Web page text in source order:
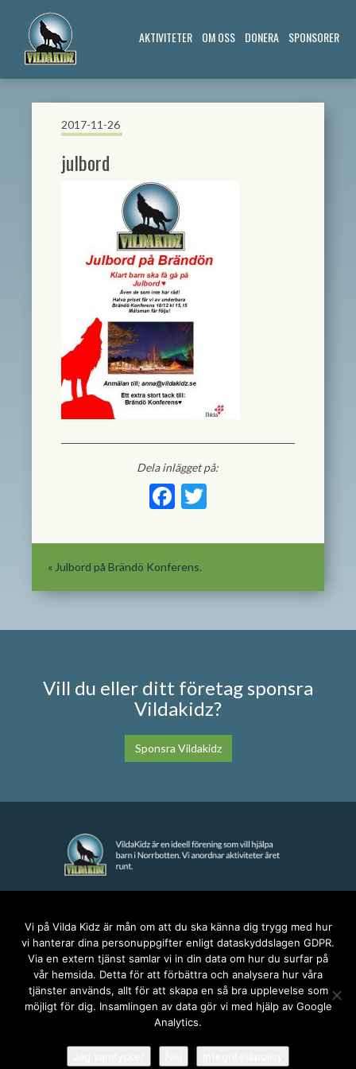
AKTIVITETER OM OSS DONERA SPONSORER
2017-11-26
julbord
Dela inlägget på:
Facebook
Twitter
« Julbord på Brändö Konferens.
Vill du eller ditt företag sponsra
Vildakidz?
Sponsra Vildakidz
anna@vildakidz.se
076-7755068
Integritetspolicy
SOCIALA MEDIER
Vi på Vilda Kidz är mån om att du ska känna dig trygg med hur
vi hanterar dina personuppgifter enligt dataskyddslagen GDPR.
Via en extern tjänst samlar vi in din data om hur du surfar på
vår hemsida. Detta för att förbättra och analysera hur våra
tjänster används, allt för att skapa en så bra upplevelse som
möjligt för dig. Insamlingen av data gör vi med hjälp av Google
Analytics.